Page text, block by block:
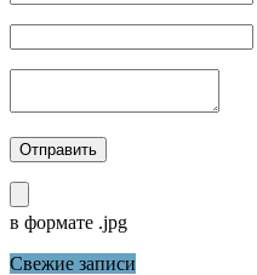
в формате .jpg
Свежие записи